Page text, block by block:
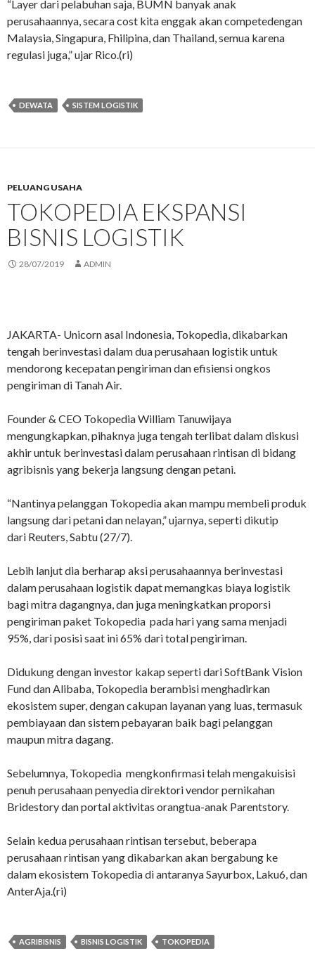
“Layer dari pelabuhan saja, BUMN banyak anak
perusahaannya, secara cost kita enggak akan competedengan
Malaysia, Singapura, Fhilipina, dan Thailand, semua karena
regulasi juga,” ujar Rico.(ri)
DEWATA SISTEM LOGISTIK
PELUANG USAHA
TOKOPEDIA EKSPANSI
BISNIS LOGISTIK
28/07/2019 ADMIN
JAKARTA- Unicorn asal Indonesia, Tokopedia, dikabarkan
tengah berinvestasi dalam dua perusahaan logistik untuk
mendorong kecepatan pengiriman dan efisiensi ongkos
pengiriman di Tanah Air.
Founder & CEO Tokopedia William Tanuwijaya
mengungkapkan, pihaknya juga tengah terlibat dalam diskusi
akhir untuk berinvestasi dalam perusahaan rintisan di bidang
agribisnis yang bekerja langsung dengan petani.
“Nantinya pelanggan Tokopedia akan mampu membeli produk
langsung dari petani dan nelayan,” ujarnya, seperti dikutip
dari Reuters, Sabtu (27/7).
Lebih lanjut dia berharap aksi perusahaannya berinvestasi
dalam perusahaan logistik dapat memangkas biaya logistik
bagi mitra dagangnya, dan juga meningkatkan proporsi
pengiriman paket Tokopedia pada hari yang sama menjadi
95%, dari posisi saat ini 65% dari total pengiriman.
Didukung dengan investor kakap seperti dari SoftBank Vision
Fund dan Alibaba, Tokopedia berambisi menghadirkan
ekosistem super, dengan cakupan layanan yang luas, termasuk
pembiayaan dan sistem pebayaran baik bagi pelanggan
maupun mitra dagang.
Sebelumnya, Tokopedia mengkonfirmasi telah mengakuisisi
penuh perusahaan penyedia direktori vendor pernikahan
Bridestory dan portal aktivitas orangtua-anak Parentstory.
Selain kedua perusahaan rintisan tersebut, beberapa
perusahaan rintisan yang dikabarkan akan bergabung ke
dalam ekosistem Tokopedia di antaranya Sayurbox, Laku6, dan
AnterAja.(ri)
AGRIBISNIS BISNIS LOGISTIK TOKOPEDIA